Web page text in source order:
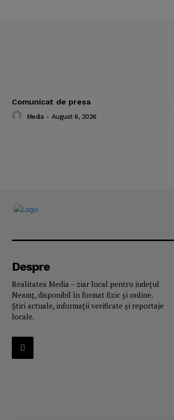
Comunicat de presa
Media - August 6, 2026
Despre
Realitatea Media – ziar local pentru județul
Neamț, disponibil în format fizic și online.
Știri actuale, informații verificate și reportaje
locale.